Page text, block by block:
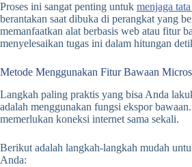
Proses ini sangat penting untuk menjaga
berantakan saat dibuka di perangkat yang
memanfaatkan alat berbasis web atau fitur
menyelesaikan tugas ini dalam hitungan
Metode Menggunakan Fitur Bawaan
Langkah paling praktis yang bisa Anda
adalah menggunakan fungsi ekspor
memerlukan koneksi internet sama sekali.
Berikut adalah langkah-langkah mudah
Anda: